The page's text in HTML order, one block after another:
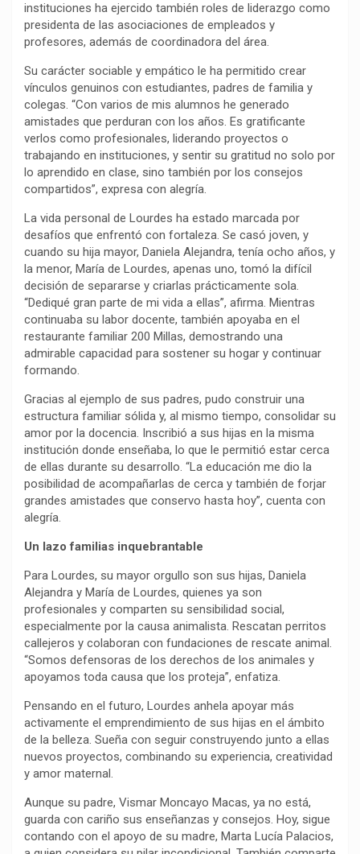
instituciones ha ejercido también roles de liderazgo como
presidenta de las asociaciones de empleados y
profesores, además de coordinadora del área.
Su carácter sociable y empático le ha permitido crear
vínculos genuinos con estudiantes, padres de familia y
colegas. “Con varios de mis alumnos he generado
amistades que perduran con los años. Es gratificante
verlos como profesionales, liderando proyectos o
trabajando en instituciones, y sentir su gratitud no solo por
lo aprendido en clase, sino también por los consejos
compartidos”, expresa con alegría.
La vida personal de Lourdes ha estado marcada por
desafíos que enfrentó con fortaleza. Se casó joven, y
cuando su hija mayor, Daniela Alejandra, tenía ocho años, y
la menor, María de Lourdes, apenas uno, tomó la difícil
decisión de separarse y criarlas prácticamente sola.
“Dediqué gran parte de mi vida a ellas”, afirma. Mientras
continuaba su labor docente, también apoyaba en el
restaurante familiar 200 Millas, demostrando una
admirable capacidad para sostener su hogar y continuar
formando.
Gracias al ejemplo de sus padres, pudo construir una
estructura familiar sólida y, al mismo tiempo, consolidar su
amor por la docencia. Inscribió a sus hijas en la misma
institución donde enseñaba, lo que le permitió estar cerca
de ellas durante su desarrollo. “La educación me dio la
posibilidad de acompañarlas de cerca y también de forjar
grandes amistades que conservo hasta hoy”, cuenta con
alegría.
Un lazo familias inquebrantable
Para Lourdes, su mayor orgullo son sus hijas, Daniela
Alejandra y María de Lourdes, quienes ya son
profesionales y comparten su sensibilidad social,
especialmente por la causa animalista. Rescatan perritos
callejeros y colaboran con fundaciones de rescate animal.
“Somos defensoras de los derechos de los animales y
apoyamos toda causa que los proteja”, enfatiza.
Pensando en el futuro, Lourdes anhela apoyar más
activamente el emprendimiento de sus hijas en el ámbito
de la belleza. Sueña con seguir construyendo junto a ellas
nuevos proyectos, combinando su experiencia, creatividad
y amor maternal.
Aunque su padre, Vismar Moncayo Macas, ya no está,
guarda con cariño sus enseñanzas y consejos. Hoy, sigue
contando con el apoyo de su madre, Marta Lucía Palacios,